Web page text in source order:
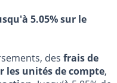
5.05% sur le
des frais de
les unités de compte,